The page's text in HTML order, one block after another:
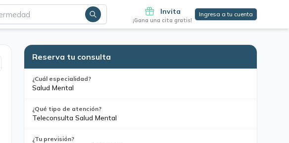
Invita
¡Gana una cita gratis!
Ingresa a tu cuenta
Reserva tu consulta
¿Cuál especialidad?
Salud Mental
¿Qué tipo de atención?
Teleconsulta Salud Mental
¿Tu previsión?